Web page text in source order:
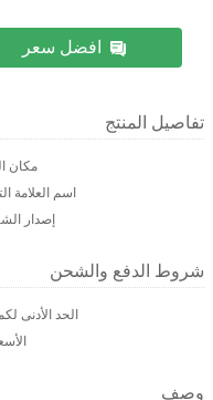
افضل سعر
تفاصيل المنتج
مكان
اسم العلامة
إصدار
شروط الدفع والشحن
الحد الأدنى
وصف